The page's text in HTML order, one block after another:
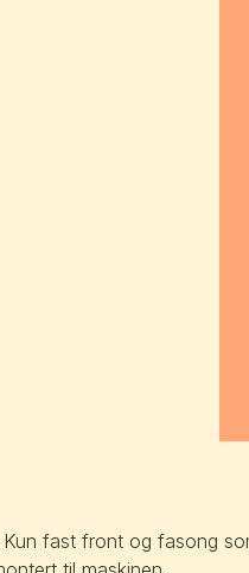
fast front og fasong